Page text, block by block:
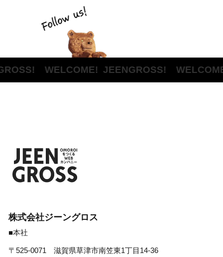
WELCOME!JEENGROSS!
株式会社ジーングロス
■本社
〒525-0071 滋賀県草津市南笠東1丁目14-36